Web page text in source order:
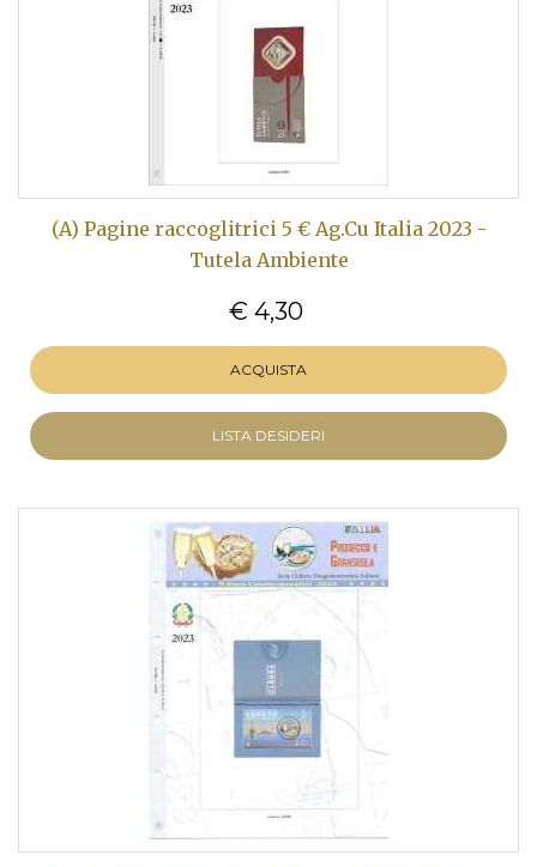
(A) Pagine raccoglitrici 5 € Ag.Cu Italia 2023 -
Tutela Ambiente
€ 4,30
ACQUISTA
LISTA DESIDERI